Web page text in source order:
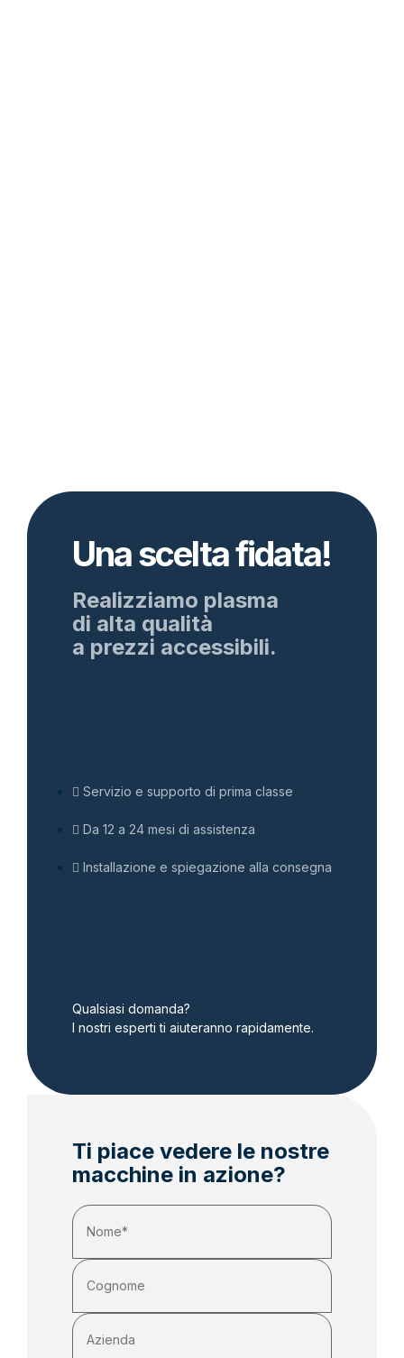
Una scelta fidata!
Realizziamo plasma
di alta qualità
a prezzi accessibili.
Servizio e supporto di prima classe
Da 12 a 24 mesi di assistenza
Installazione e spiegazione alla consegna
Qualsiasi domanda?
I nostri esperti ti aiuteranno rapidamente.
Ti piace vedere le nostre
macchine in azione?
Nome